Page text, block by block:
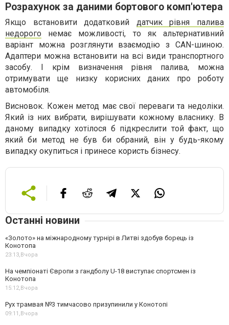
Розрахунок за даними бортового комп'ютера
Якщо встановити додатковий датчик рівня палива
недорого немає можливості, то як альтернативний
варіант можна розглянути взаємодію з CAN-шиною.
Адаптери можна встановити на всі види транспортного
засобу. І крім визначення рівня палива, можна
отримувати ще низку корисних даних про роботу
автомобіля.
Висновок. Кожен метод має свої переваги та недоліки.
Який із них вибрати, вирішувати кожному власнику. В
даному випадку хотілося б підкреслити той факт, що
який би метод не був би обраний, він у будь-якому
випадку окупиться і принесе користь бізнесу.
Останні новини
«Золото» на міжнародному турнірі в Литві здобув борець із
Конотопа
23:13, Вчора
На чемпіонаті Європи з гандболу U-18 виступає спортсмен із
Конотопа
15:12, Вчора
Рух трамвая №3 тимчасово призупинили у Конотопі
09:11, Вчора